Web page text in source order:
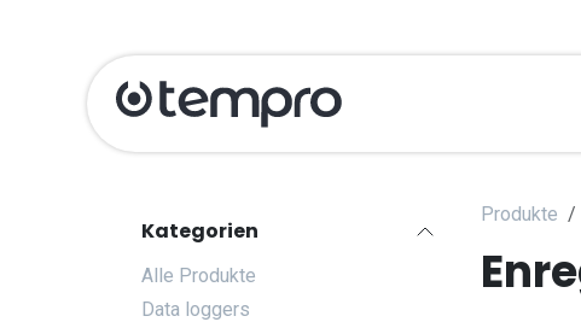
Zum Inhalt springen
Kategorien
Alle Produkte
Data loggers
Produkte